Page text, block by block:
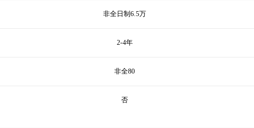
非全日制6.5万
2-4年
非全80
否